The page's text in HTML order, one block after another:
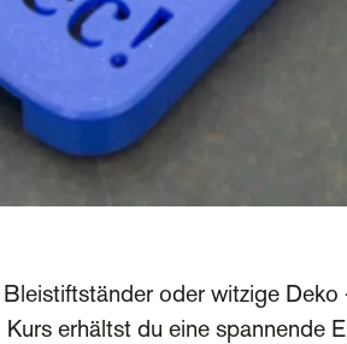
oder witzige
Kurs erhältst du eine spannende